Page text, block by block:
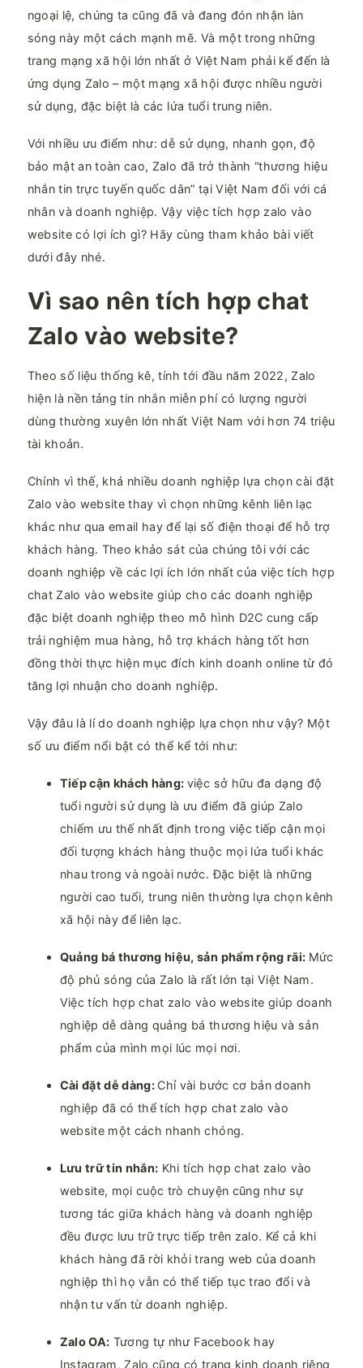
ngoại lệ, chúng ta cũng đã và đang đón nhận làn
sóng này một cách mạnh mẽ. Và một trong những
trang mạng xã hội lớn nhất ở Việt Nam phải kể đến là
ứng dụng Zalo – một mạng xã hội được nhiều người
sử dụng, đặc biệt là các lứa tuổi trung niên.
Với nhiều ưu điểm như: dễ sử dụng, nhanh gọn, độ
bảo mật an toàn cao, Zalo đã trở thành “thương hiệu
nhắn tin trực tuyến quốc dân” tại Việt Nam đối với cá
nhân và doanh nghiệp. Vậy việc tích hợp zalo vào
website có lợi ích gì? Hãy cùng tham khảo bài viết
dưới đây nhé.
Vì sao nên tích hợp chat
Zalo vào website?
Theo số liệu thống kê, tính tới đầu năm 2022, Zalo
hiện là nền tảng tin nhắn miễn phí có lượng người
dùng thường xuyên lớn nhất Việt Nam với hơn 74 triệu
tài khoản.
Chính vì thế, khá nhiều doanh nghiệp lựa chọn cài đặt
Zalo vào website thay vì chọn những kênh liên lạc
khác như qua email hay để lại số điện thoại để hỗ trợ
khách hàng. Theo khảo sát của chúng tôi với các
doanh nghiệp về các lợi ích lớn nhất của việc tích hợp
chat Zalo vào website giúp cho các doanh nghiệp
đặc biệt doanh nghiệp theo mô hình D2C cung cấp
trải nghiệm mua hàng, hỗ trợ khách hàng tốt hơn
đồng thời thực hiện mục đích kinh doanh online từ đó
tăng lợi nhuận cho doanh nghiệp.
Vậy đâu là lí do doanh nghiệp lựa chọn như vậy? Một
số ưu điểm nổi bật có thể kể tới như:
Tiếp cận khách hàng: việc sở hữu đa dạng độ
tuổi người sử dụng là ưu điểm đã giúp Zalo
chiếm ưu thế nhất định trong việc tiếp cận mọi
đối tượng khách hàng thuộc mọi lứa tuổi khác
nhau trong và ngoài nước. Đặc biệt là những
người cao tuổi, trung niên thường lựa chọn kênh
xã hội này để liên lạc.
Quảng bá thương hiệu, sản phẩm rộng rãi: Mức
độ phủ sóng của Zalo là rất lớn tại Việt Nam.
Việc tích hợp chat zalo vào website giúp doanh
nghiệp dễ dàng quảng bá thương hiệu và sản
phẩm của mình mọi lúc mọi nơi.
Cài đặt dễ dàng: Chỉ vài bước cơ bản doanh
nghiệp đã có thể tích hợp chat zalo vào
website một cách nhanh chóng.
Lưu trữ tin nhắn: Khi tích hợp chat zalo vào
website, mọi cuộc trò chuyện cũng như sự
tương tác giữa khách hàng và doanh nghiệp
đều được lưu trữ trực tiếp trên zalo. Kể cả khi
khách hàng đã rời khỏi trang web của doanh
nghiệp thì họ vẫn có thể tiếp tục trao đổi và
nhận tư vấn từ doanh nghiệp.
Zalo OA: Tương tự như Facebook hay
Instagram, Zalo cũng có trang kinh doanh riêng